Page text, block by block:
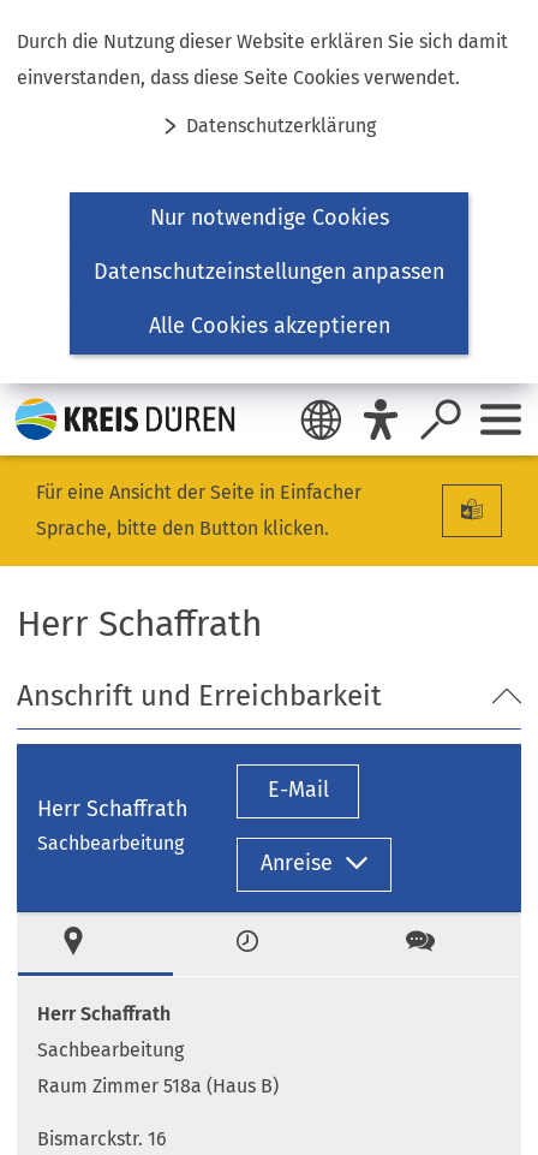
Durch die Nutzung dieser Website erklären Sie sich damit
einverstanden, dass diese Seite Cookies verwendet.
Datenschutzerklärung
Nur notwendige Cookies
Datenschutzeinstellungen anpassen
Alle Cookies akzeptieren
Inhalt anspringen
Für eine Ansicht der Seite in Einfacher
Sprache, bitte den Button klicken.
Herr Schaffrath
Anschrift und Erreichbarkeit
Herr Schaffrath
Sachbearbeitung
E-Mail
Anreise
Zeiten Kontakt
Herr Schaffrath
Sachbearbeitung
Raum Zimmer 518a (Haus B)
Bismarckstr. 16